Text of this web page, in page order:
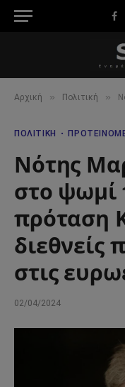
Αρχική » Πολιτική »
ΠΟΛΙΤΙΚΉ
Νότης
στο ψωμί
πρόταση
διεθνείς
στις
02/04/2024